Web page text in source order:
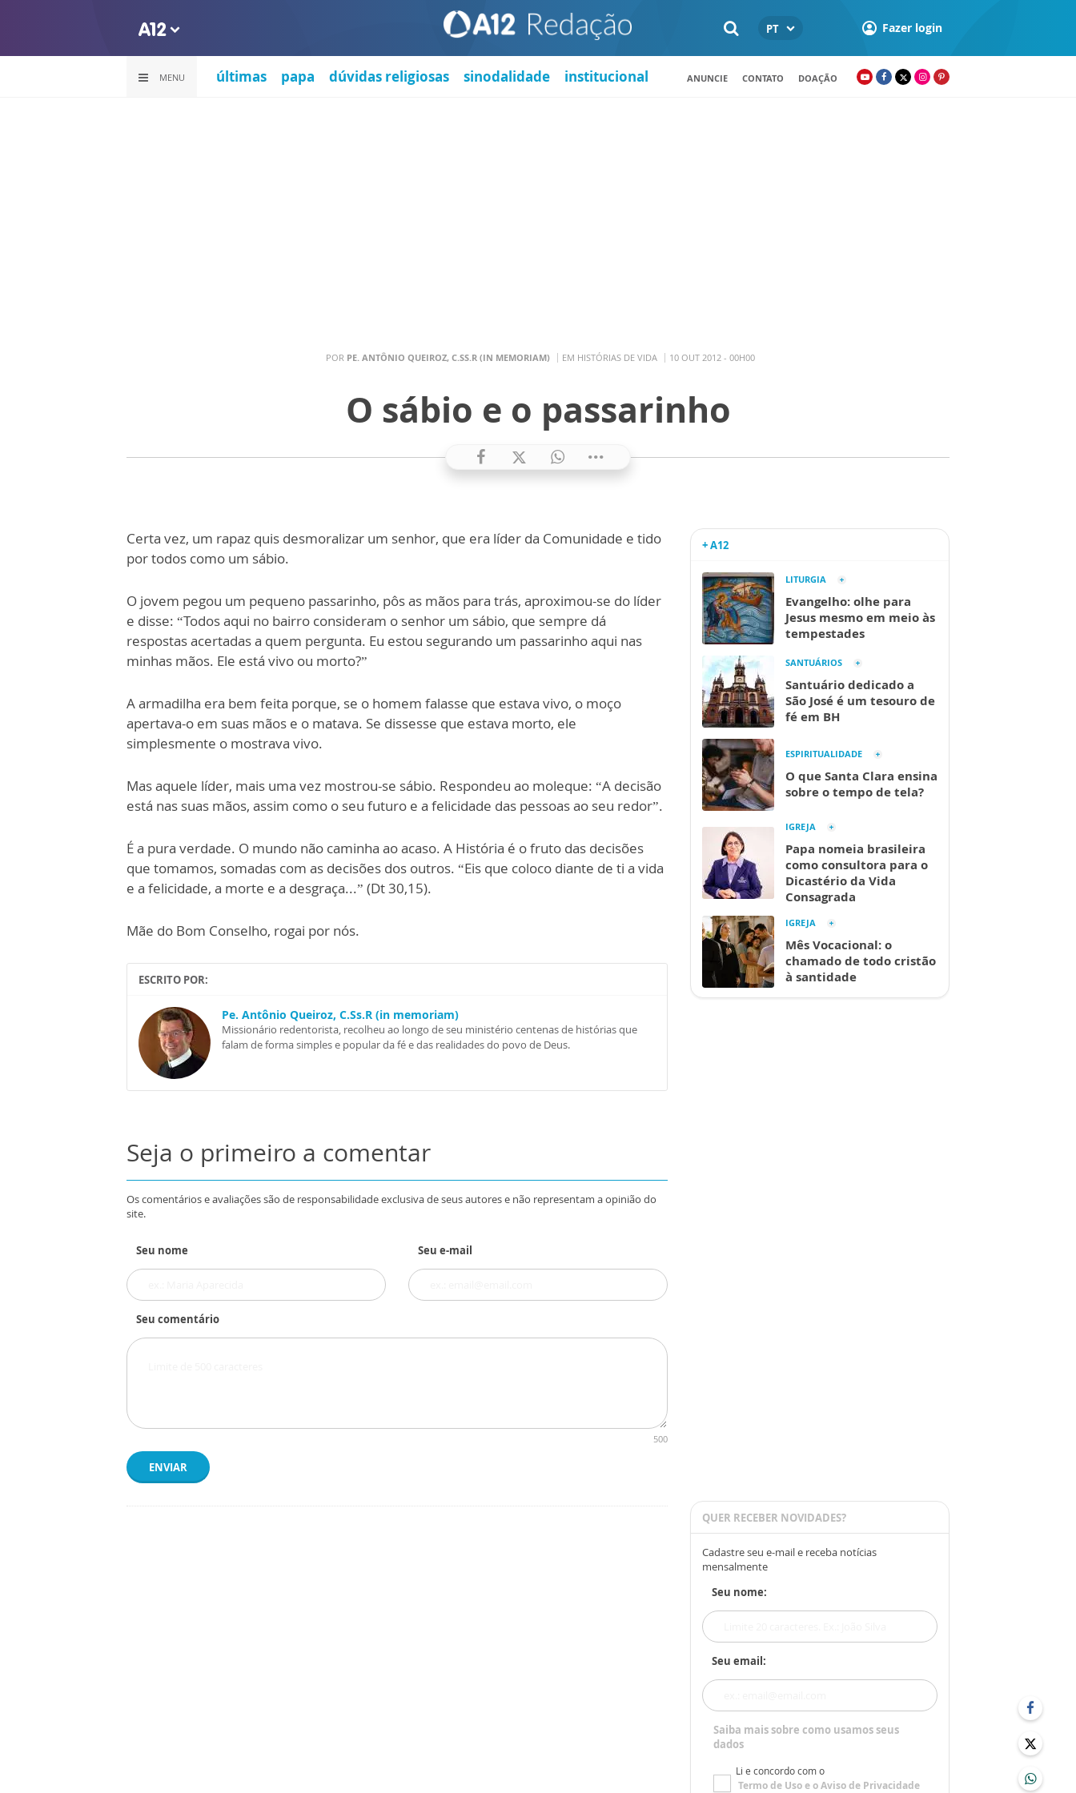
PT Fazer login
MENU últimas papa dúvidas religiosas sinodalidade institucional ANUNCIE CONTATO DOAÇÃO
POR PE. ANTÔNIO QUEIROZ, C.SS.R (IN MEMORIAM) EM HISTÓRIAS DE VIDA 10 OUT 2012 - 00H00
O sábio e o passarinho
Certa vez, um rapaz quis desmoralizar um senhor, que era líder da Comunidade e tido
por todos como um sábio.
O jovem pegou um pequeno passarinho, pôs as mãos para trás, aproximou-se do líder
e disse: “Todos aqui no bairro consideram o senhor um sábio, que sempre dá
respostas acertadas a quem pergunta. Eu estou segurando um passarinho aqui nas
minhas mãos. Ele está vivo ou morto?”
A armadilha era bem feita porque, se o homem falasse que estava vivo, o moço
apertava-o em suas mãos e o matava. Se dissesse que estava morto, ele
simplesmente o mostrava vivo.
Mas aquele líder, mais uma vez mostrou-se sábio. Respondeu ao moleque: “A decisão
está nas suas mãos, assim como o seu futuro e a felicidade das pessoas ao seu redor”.
É a pura verdade. O mundo não caminha ao acaso. A História é o fruto das decisões
que tomamos, somadas com as decisões dos outros. “Eis que coloco diante de ti a vida
e a felicidade, a morte e a desgraça...” (Dt 30,15).
Mãe do Bom Conselho, rogai por nós.
ESCRITO POR:
Pe. Antônio Queiroz, C.Ss.R (in memoriam)
Missionário redentorista, recolheu ao longo de seu ministério centenas de histórias que
falam de forma simples e popular da fé e das realidades do povo de Deus.
Seja o primeiro a comentar
Os comentários e avaliações são de responsabilidade exclusiva de seus autores e não representam a opinião do
site.
Seu nome Seu e-mail
Seu comentário
500
ENVIAR
+ A12
LITURGIA
Evangelho: olhe para
Jesus mesmo em meio às
tempestades
SANTUÁRIOS
Santuário dedicado a
São José é um tesouro de
fé em BH
ESPIRITUALIDADE
O que Santa Clara ensina
sobre o tempo de tela?
IGREJA
Papa nomeia brasileira
como consultora para o
Dicastério da Vida
Consagrada
IGREJA
Mês Vocacional: o
chamado de todo cristão
à santidade
QUER RECEBER NOVIDADES?
Cadastre seu e-mail e receba notícias
mensalmente
Seu nome:
Seu email:
Saiba mais sobre como usamos seus
dados
Li e concordo com o
Termo de Usoe oAviso de Privacidade